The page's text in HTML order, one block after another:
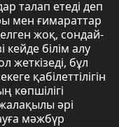
талап етеді деп
мен ғимараттар
жоқ, сондай-
кейде білім алу
жеткізеді, бұл
қабілеттілігін
көпшілігі
әрі
мәжбүр